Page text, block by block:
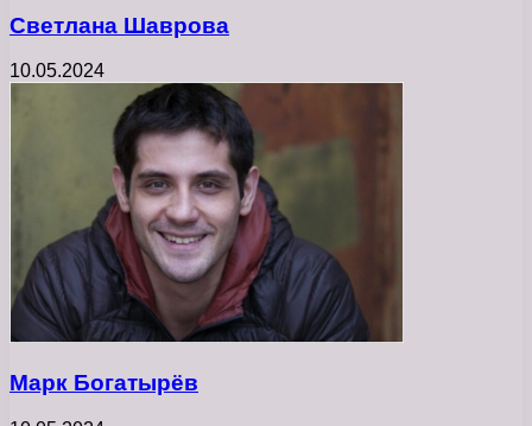
Светлана Шаврова
10.05.2024
Марк Богатырёв